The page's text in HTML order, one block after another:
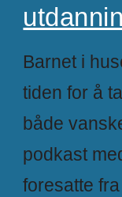
Barnet i
tiden for å
både
podkast
foresatte